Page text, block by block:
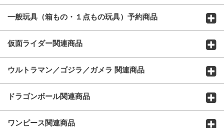
一般玩具（箱もの・１点もの玩具）予約商品
仮面ライダー関連商品
ウルトラマン／ゴジラ／ガメラ 関連商品
ドラゴンボール関連商品
ワンピース関連商品